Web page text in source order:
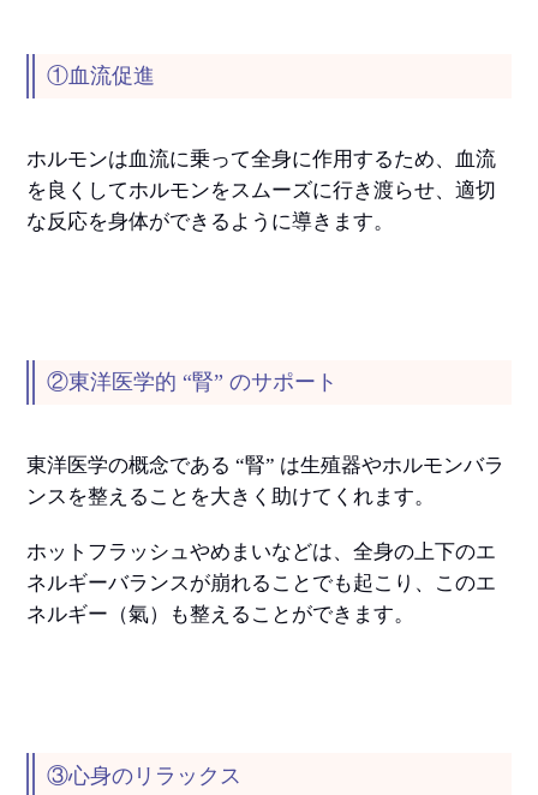
①血流促進
ホルモンは血流に乗って全身に作用するため、血流
を良くしてホルモンをスムーズに行き渡らせ、適切
な反応を身体ができるように導きます。
②東洋医学的 “腎” のサポート
東洋医学の概念である “腎” は生殖器やホルモンバラ
ンスを整えることを大きく助けてくれます。
ホットフラッシュやめまいなどは、全身の上下のエ
ネルギーバランスが崩れることでも起こり、このエ
ネルギー（氣）も整えることができます。
③心身のリラックス